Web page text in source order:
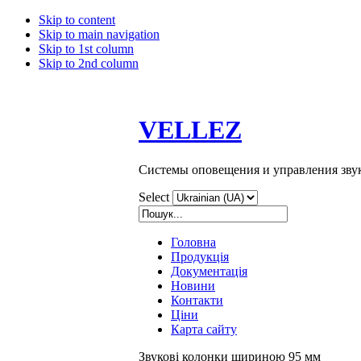
Skip to content
Skip to main navigation
Skip to 1st column
Skip to 2nd column
VELLEZ
Системы оповещения и управления
Select
Головна
Продукція
Документація
Новини
Контакти
Ціни
Карта сайту
Звукові колонки шириною 95 мм